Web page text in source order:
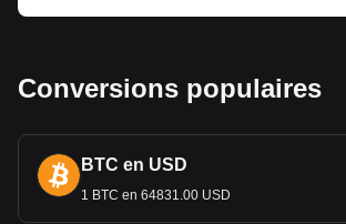
Conversions populaires
BTC en USD
1 BTC en 64831.00 USD